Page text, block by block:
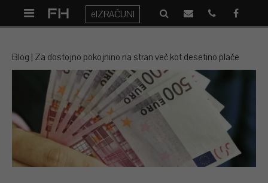
eIZRAČUNI
Blog Za dostojno pokojnino na stran več kot desetino plače